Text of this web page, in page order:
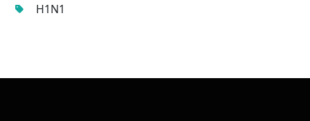
H1N1